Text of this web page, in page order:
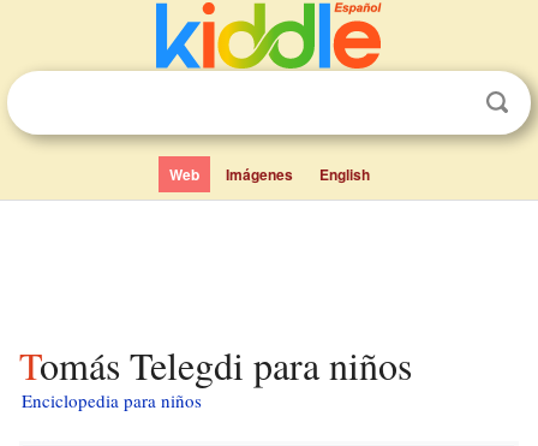
Web Imágenes English
Tomás Telegdi para niños
Enciclopedia para niños